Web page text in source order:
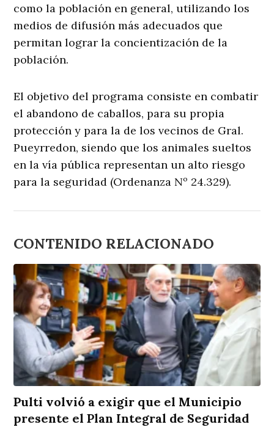
como la población en general, utilizando los
medios de difusión más adecuados que
permitan lograr la concientización de la
población.
El objetivo del programa consiste en combatir
el abandono de caballos, para su propia
protección y para la de los vecinos de Gral.
Pueyrredon, siendo que los animales sueltos
en la vía pública representan un alto riesgo
para la seguridad (Ordenanza Nº 24.329).
CONTENIDO RELACIONADO
Pulti volvió a exigir que el Municipio
presente el Plan Integral de Seguridad